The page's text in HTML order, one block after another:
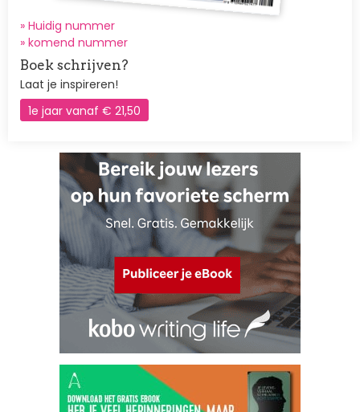
» Huidig nummer
» komend nummer
Boek schrijven?
Laat je inspireren!
1e jaar vanaf € 21,50